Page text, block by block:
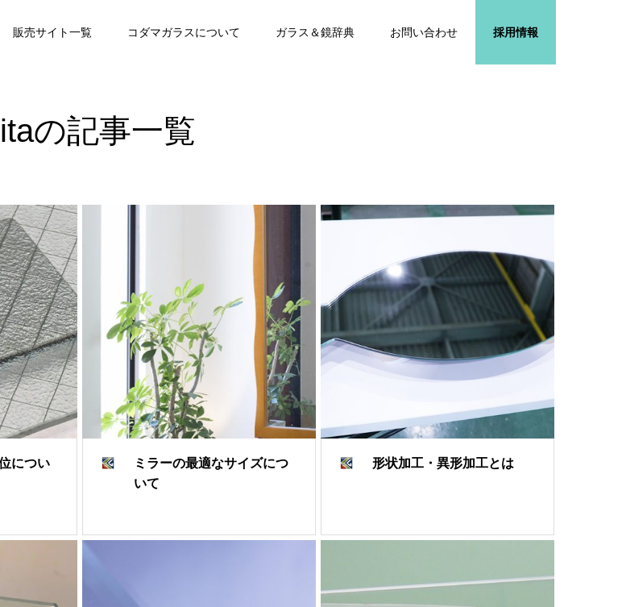
販売サイト一覧 コダマガラスについて ガラス＆鏡辞典 お問い合わせ 採用情報
の記事一覧
につい
ミラーの最適なサイズにつ
いて
形状加工・異形加工とは